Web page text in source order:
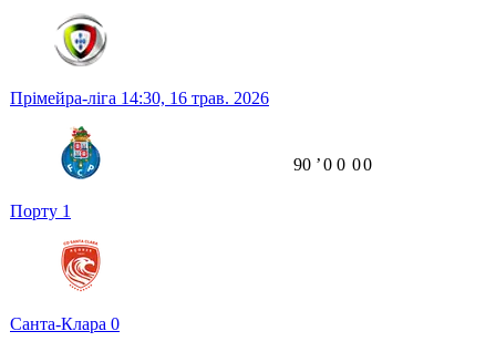
Прімейра-ліга 14:30, 16 трав. 2026
Порту 1
Санта-Клара 0
90 ʼ0 0 00